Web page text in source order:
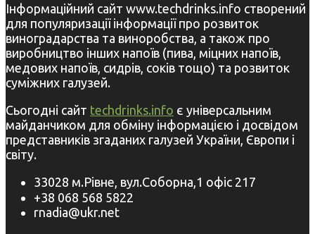
Інформаційний сайт www.techdrinks.info створений
для популяризації інформації про розвиток
виноградарства та виноробства, а також про
виробництво інших напоїв (пива, міцних напоїв,
медових напоїв, сидрів, соків тощо) та розвиток
суміжних галузей.
Сьогодні сайт techdrinks.info є універсальним
майданчиком для обміну інформацією і досвідом
представників згаданих галузей України, Європи і
світу.
33028 м.Рівне, вул.Соборна,1 офіс 217
+38 068 568 5822
rnadia@ukr.net